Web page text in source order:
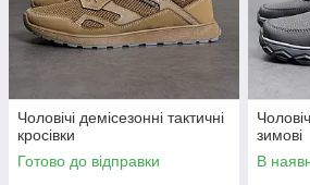
Чоловічі демісезонні тактичні
кросівки
Готово до відправки
зимові
В